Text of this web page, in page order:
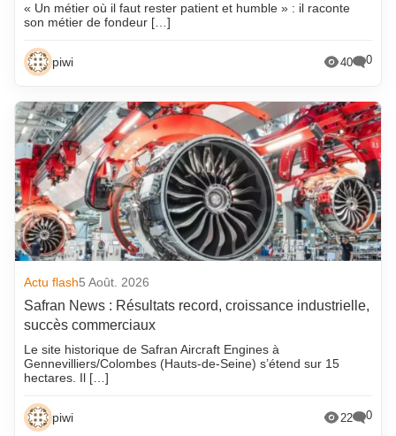
« Un métier où il faut rester patient et humble » : il raconte
son métier de fondeur […]
piwi 40 0
Actu flash5 Août. 2026
Safran News : Résultats record, croissance industrielle,
succès commerciaux
Le site historique de Safran Aircraft Engines à
Gennevilliers/Colombes (Hauts-de-Seine) s’étend sur 15
hectares. Il […]
piwi 22 0